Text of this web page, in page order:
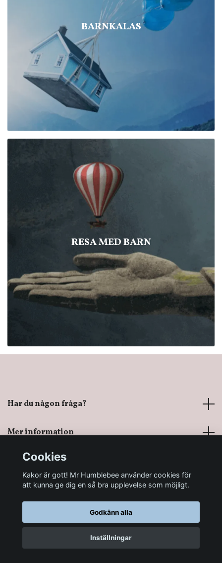
BARNKALAS
RESA MED BARN
Har du någon fråga?
Mer information
Sociala medier
© 2026 Mr Humblebee - En magisk leksaksbutik
Cookies
Kakor är gott! Mr Humblebee använder cookies för
att kunna ge dig en så bra upplevelse som möjligt.
Godkänn alla
Inställningar